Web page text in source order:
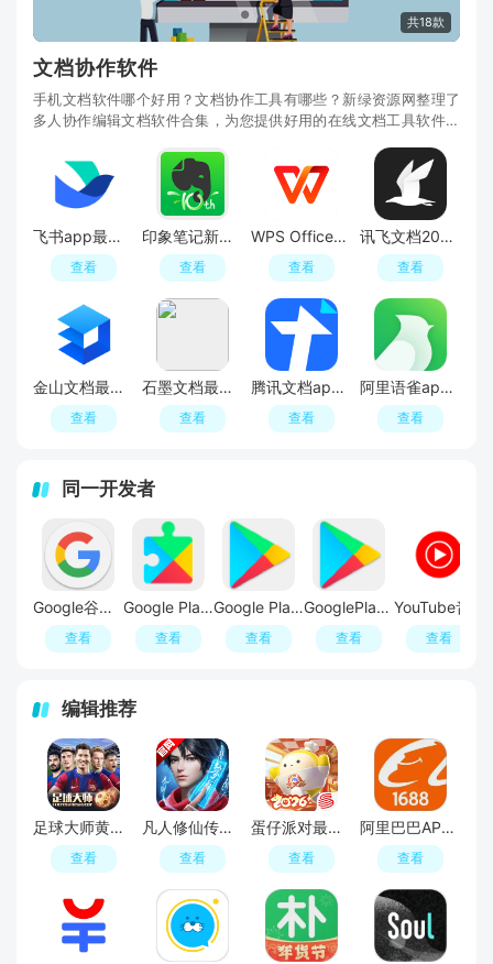
共18款
文档协作软件
手机文档软件哪个好用？文档协作工具有哪些？新绿资源网整理了
多人协作编辑文档软件合集，为您提供好用的在线文档工具软件，
人实时协作，提高办公效率，有需要的朋友赶快来新绿资源网专区
看看吧！
飞书app最新版本官方版
查看
印象笔记新版app手机版
查看
WPS Office正版安装包手机版
查看
讯飞文档2026最新版客户端
查看
金山文档最新版本2026
查看
石墨文档最新版本app
查看
腾讯文档app2026官方版
查看
阿里语雀app官方客户端
查看
同一开发者
Google谷歌官方app
查看
Google Play服务最新版本
查看
Google Play应用商店
查看
GooglePlay商店手机版app
查看 查看
编辑推荐
足球大师黄金一代手游
查看
凡人修仙传人界篇手游2026最新版
查看
蛋仔派对最新版
查看
阿里巴巴APP2026官方版
查看